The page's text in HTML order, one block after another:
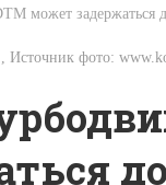
может задержаться
Источник фото:
до